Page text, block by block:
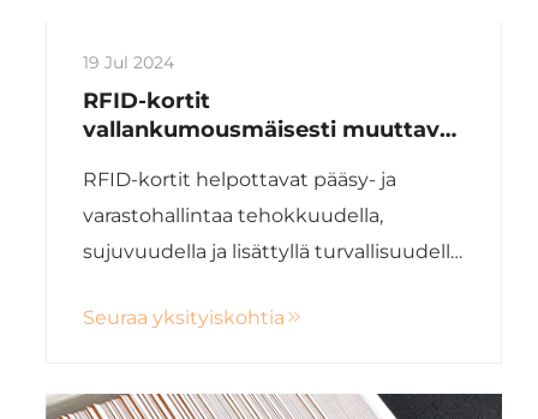
19 Jul 2024
RFID-kortit
vallankumousmäisesti muuttavat
RFID-kortit helpottavat pääsy- ja
varastohallintaa tehokkuudella,
sujuvuudella ja lisättyllä turvallisuudella,
integroituja biometrisiä ratkaisuja.
Seuraa yksityiskohtia